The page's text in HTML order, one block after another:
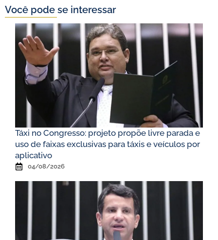
Você pode se interessar
Táxi no Congresso: projeto propõe livre parada e
uso de faixas exclusivas para táxis e veículos por
aplicativo
04/08/2026